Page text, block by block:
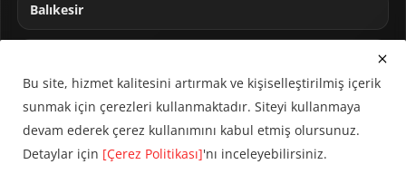
Balıkesir
Bu site, hizmet kalitesini artırmak ve kişiselleştirilmiş içerik
sunmak için çerezleri kullanmaktadır. Siteyi kullanmaya
devam ederek çerez kullanımını kabul etmiş olursunuz.
Detaylar için [Çerez Politikası]'nı inceleyebilirsiniz.